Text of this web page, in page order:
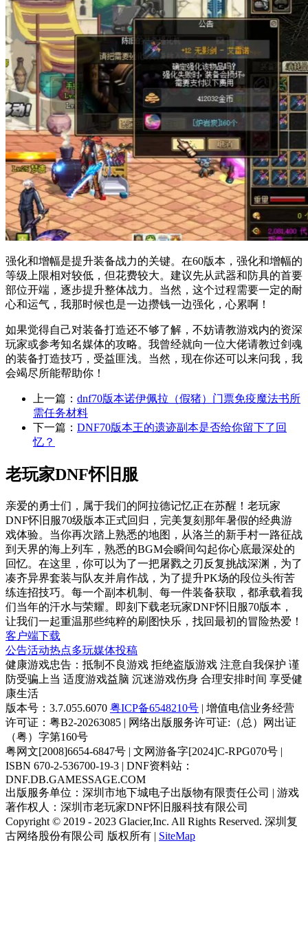
强化和增幅是提升装备战力的关键。在60版本，强化和增幅的
等级上限相对较低，但花费较大。建议先从武器和防具的首要
部位开端，逐步提升整体战力。当然，这个过程需要一定的耐
心和运气，我那时候也是一边攒钱一边强化，心累啊！
如果觉得自己对装备打造还不够了解，不妨请教游戏内的资深
玩家或参考知名媒体的攻略。我曾经就向一位大佬请教过剑魂
的装备打造技巧，受益匪浅。当然，现在你还可以来问我，我
会竭尽所能帮助你！
上一篇： dnf70版本诺伊佩拉（假猪）门票免疫魔法书所
需任务材料
下一篇： DNF70版本王的遗迹副本是否给你留下了回
忆？
老玩家DNF怀旧服
亲爱的勇士们，属于我们的阿拉德记忆正在苏醒！老玩家
DNF怀旧服70级版本正式回归，完美复刻那年暑假的经典游
戏体验。当你再次踏上熟悉的地图，从洛兰的新手村一路征战
到天界的海上列车，熟悉的BGM会瞬间勾起你心底最深处的
回忆。在这里，你可以为了一把屠戮之刃反复挑战深渊，为了
凑齐异界套装与队友并肩作战，为了提升PK场的段位头衔苦
练连招技巧。每一个副本机制、每一件装备获取，都承载着我
们当年的汗水与荣耀。即刻下载老玩家DNF怀旧服70版本，
让我们一起重温那些纯粹的刷图快乐，找回最初的冒险热爱！
客户端下载
公告活动热点多玩媒体投稿
健康游戏忠告：抵制不良游戏 拒绝盗版游戏 注意自我保护 谨
防受骗上当 适度游戏益脑 沉迷游戏伤身 合理安排时间 享受健
康生活
版本号：3.7.055.6070 粤ICP备6548210号 | 增值电信业务经营
许可证：粤B2-20263085 | 网络出版服务许可证:（总）网出证
（粤）字第160号
粤网文[2008]6654-6847号 | 文网游备字[2024]C-RPG070号 |
ISBN 670-2-536700-19-3 | DNF资料站：
DNF.DB.GAMESSAGE.COM
出版服务单位：深圳市地下城电子出版物有限责任公司 | 游戏
著作权人：深圳市老玩家DNF怀旧服科技有限公司
Copyright © 2019 - 2023 Glacier,Inc. All Rights Reserved. 深圳复
古网络股份有限公司 版权所有 | SiteMap